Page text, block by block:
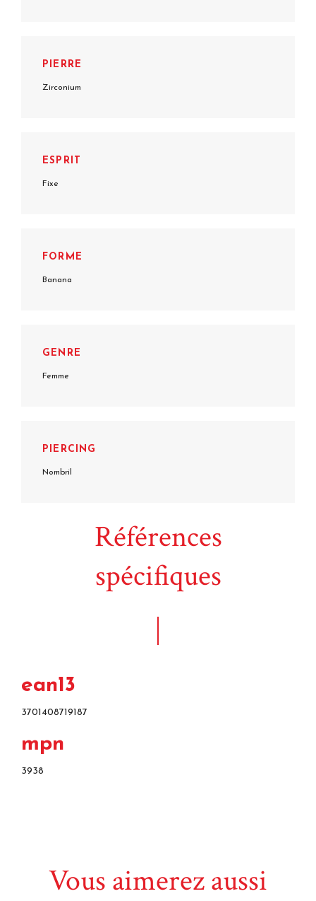
PIERRE
Zirconium
ESPRIT
Fixe
FORME
Banana
GENRE
Femme
PIERCING
Nombril
Références
spécifiques
ean13
3701408719187
mpn
3938
Vous aimerez aussi